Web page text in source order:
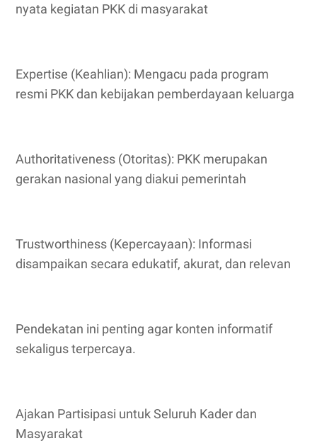
nyata kegiatan PKK di masyarakat
Expertise (Keahlian): Mengacu pada program
resmi PKK dan kebijakan pemberdayaan keluarga
Authoritativeness (Otoritas): PKK merupakan
gerakan nasional yang diakui pemerintah
Trustworthiness (Kepercayaan): Informasi
disampaikan secara edukatif, akurat, dan relevan
Pendekatan ini penting agar konten informatif
sekaligus terpercaya.
Ajakan Partisipasi untuk Seluruh Kader dan
Masyarakat